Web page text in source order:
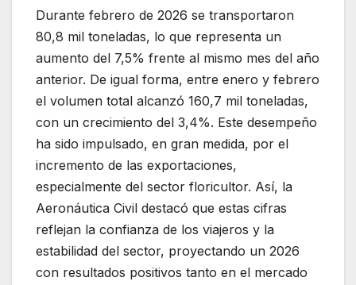
Durante febrero de 2026 se transportaron
80,8 mil toneladas, lo que representa un
aumento del 7,5% frente al mismo mes del año
anterior. De igual forma, entre enero y febrero
el volumen total alcanzó 160,7 mil toneladas,
con un crecimiento del 3,4%. Este desempeño
ha sido impulsado, en gran medida, por el
incremento de las exportaciones,
especialmente del sector floricultor. Así, la
Aeronáutica Civil destacó que estas cifras
reflejan la confianza de los viajeros y la
estabilidad del sector, proyectando un 2026
con resultados positivos tanto en el mercado